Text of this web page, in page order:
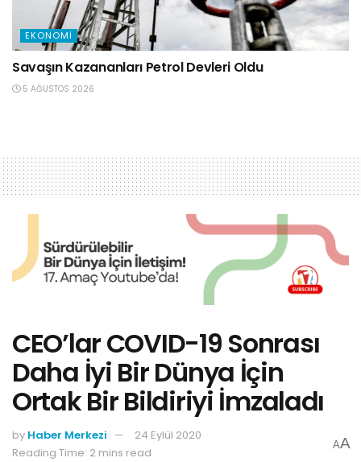
EKONOMI
Savaşın Kazananları Petrol Devleri Oldu
5 AĞUSTOS 2026
CEO’lar COVID-19 Sonrası
Daha İyi Bir Dünya İçin
Ortak Bir Bildiriyi İmzaladı
by Haber Merkezi
24 Eylül 2020
Reading Time: 2 mins read
AA